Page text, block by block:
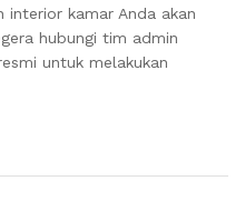
interior kamar Anda akan
hubungi tim admin
untuk melakukan